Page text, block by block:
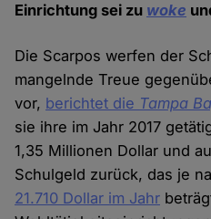
Einrichtung sei zu woke
Die Scarpos werfen der
mangelnde Treue
vor, berichtet die Tampa
sie ihre im Jahr 2017
1,35 Millionen Dollar und
Schulgeld zurück, das je
21.710 Dollar im Jahr